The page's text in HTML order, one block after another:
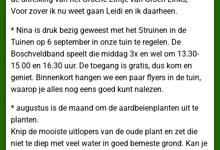
Voor zover ik nu weet gaan Leidi en ik daarheen.
* Nina is druk bezig geweest met het Struinen in de
Tuinen op 6 september in onze tuin te regelen. De
Boschveldband speelt die middag 3x en wel om 13.30-
15.00 en 16.30 uur. De toegang is gratis, dus kom en
geniet. Binnenkort hangen we een paar flyers in de tuin,
waarop je alles nog eens goed kunt nalezen.
* augustus is de maand om de aardbeienplanten uit te
planten.
Knip de mooiste uitlopers van de oude plant en zet die
niet te diep met veel water in goed bemeste grond. Kan je